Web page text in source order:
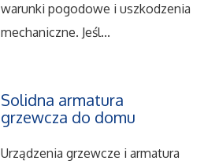
Informatyczne
Fotografia
warunki pogodowe i uszkodzenia
mechaniczne. Jeśl...
Solidna armatura
grzewcza do domu
Urządzenia grzewcze i armatura